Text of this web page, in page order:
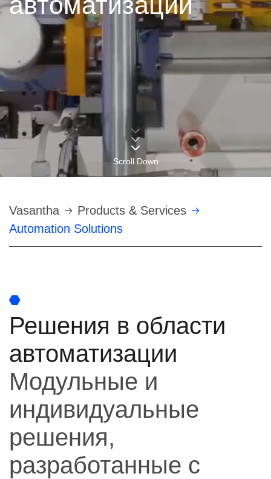
Scroll Down
Строка
навигации
Vasantha
Products & Services
Automation Solutions
Решения в области
автоматизации
Модульные и
индивидуальные
решения,
разработанные с